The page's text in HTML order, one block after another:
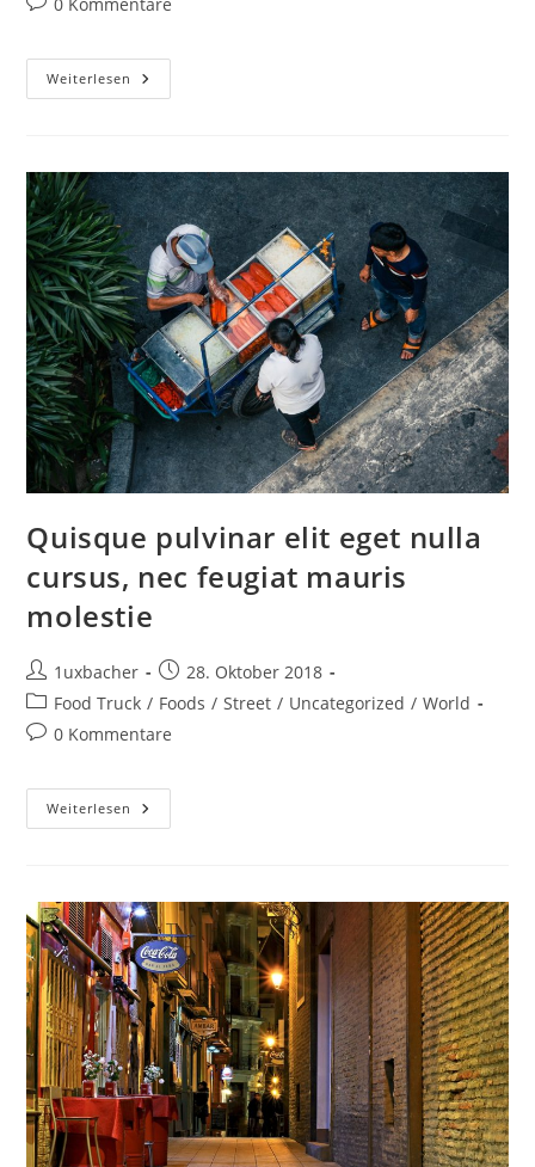
0 Kommentare
Weiterlesen
Quisque pulvinar elit eget nulla
cursus, nec feugiat mauris
molestie
1uxbacher
28. Oktober 2018
Food Truck / Foods / Street / Uncategorized / World
0 Kommentare
Weiterlesen